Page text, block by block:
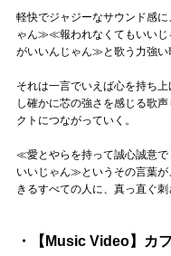
軽快でジャジーなサウンド感
ゃん≫≪報われなくてもいい
がいいんじゃん≫と歌う力強い
それは一言でいえば心を持ち
し確かに芯の強さを感じる歌
クトにつながっていく。
≪愛とやらを持って誠心誠意
いいじゃん≫というその言葉が
きるすべての人に、真っ直ぐ刺
・【Music Video】カ